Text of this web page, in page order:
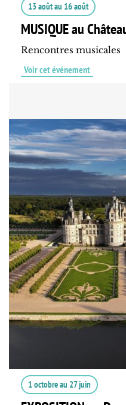
13 aoûtau 16 août
MUSIQUE au
Rencontres musicales
Voir cet événement
1 octobreau 27 juin